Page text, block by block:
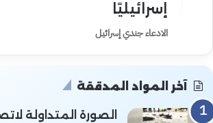
إسرائيليًا
الادعاء جندي إسرائيل
آخر المواد المدققة
الصورة المتداولة